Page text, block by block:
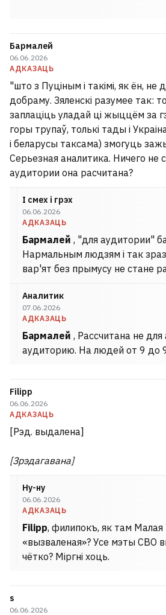
Бармалей
06.06.2026
АДКАЗАЦЬ
"што з Пуціным і такімі, як ён, не
добраму. Зяленскі разумее так:
заплаціць уладай ці жыццём за
горы трупаў, толькі тады і
і беларусы таксама) змогуць
Серьезная аналитика. Ничего не
аудитории она расчитана?
І смех і грэх
06.06.2026
АДКАЗАЦЬ
Бармалей , "для аудитории"
Нармальным людзям і так
вар'ят без прымусу не стане
Аналитик
07.06.2026
АДКАЗАЦЬ
Бармалей , Рассчитана не
аудиторию. На людей от 9 до
Filipp
06.06.2026
АДКАЗАЦЬ
[Рэд. выдалена]
[Зрэдагавана]
Ну-ну
06.06.2026
АДКАЗАЦЬ
Filipp, филипокъ, як там Малая
«вызваленая»? Усе мэты СВО
чётко? Міргні хоць.
s
06.06.2026